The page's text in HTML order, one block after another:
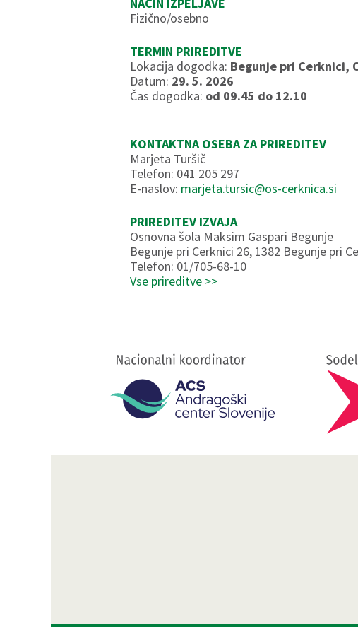
Fizično/osebno
TERMIN PRIREDITVE
Lokacija dogodka: Begunje pri Cerknici,
Datum: 29. 5. 2026
Čas dogodka: od 09.45 do 12.10
KONTAKTNA OSEBA ZA PRIREDITEV
Marjeta Turšič
Telefon: 041 205 297
E-naslov: marjeta.tursic@os-cerknica.si
PRIREDITEV IZVAJA
Osnovna šola Maksim Gaspari Begunje
Begunje pri Cerknici 26, 1382 Begunje pri
Telefon: 01/705-68-10
Vse prireditve >>